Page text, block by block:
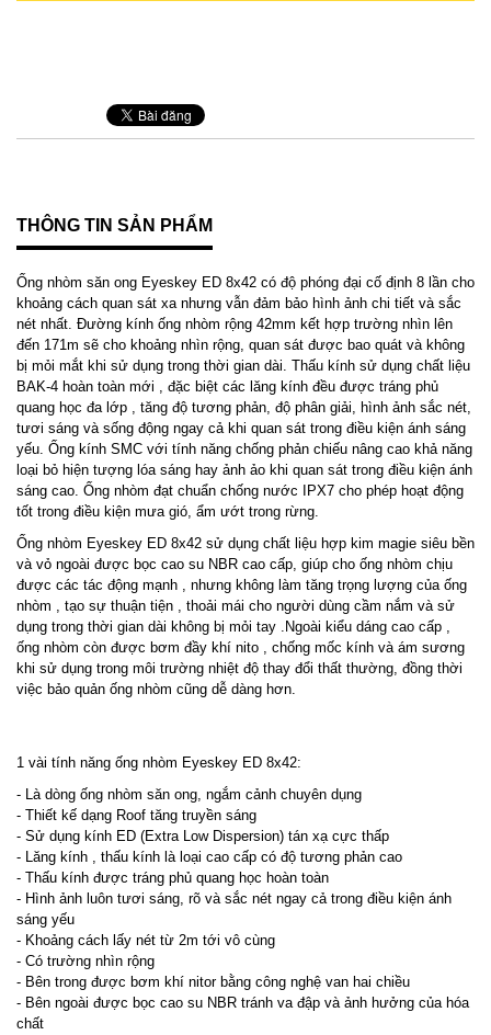
THÔNG TIN SẢN PHẨM
Ống nhòm săn ong Eyeskey ED 8x42 có độ phóng đại cố định 8 lần cho
khoảng cách quan sát xa nhưng vẫn đảm bảo hình ảnh chi tiết và sắc
nét nhất. Đường kính ống nhòm rộng 42mm kết hợp trường nhìn lên
đến 171m sẽ cho khoảng nhìn rộng, quan sát được bao quát và không
bị mỏi mắt khi sử dụng trong thời gian dài. Thấu kính sử dụng chất liệu
BAK-4 hoàn toàn mới , đặc biệt các lăng kính đều được tráng phủ
quang học đa lớp , tăng độ tương phản, độ phân giải, hình ảnh sắc nét,
tươi sáng và sống động ngay cả khi quan sát trong điều kiện ánh sáng
yếu. Ống kính SMC với tính năng chống phản chiếu nâng cao khả năng
loại bỏ hiện tượng lóa sáng hay ảnh ảo khi quan sát trong điều kiện ánh
sáng cao. Ống nhòm đạt chuẩn chống nước IPX7 cho phép hoạt động
tốt trong điều kiện mưa gió, ẩm ướt trong rừng.
Ống nhòm Eyeskey ED 8x42 sử dụng chất liệu hợp kim magie siêu bền
và vỏ ngoài được bọc cao su NBR cao cấp, giúp cho ống nhòm chịu
được các tác động mạnh , nhưng không làm tăng trọng lượng của ống
nhòm , tạo sự thuận tiện , thoải mái cho người dùng cầm nắm và sử
dụng trong thời gian dài không bị mỏi tay .Ngoài kiểu dáng cao cấp ,
ống nhòm còn được bơm đầy khí nito , chống mốc kính và ám sương
khi sử dụng trong môi trường nhiệt độ thay đổi thất thường, đồng thời
việc bảo quản ống nhòm cũng dễ dàng hơn.
1 vài tính năng ống nhòm Eyeskey ED 8x42:
- Là dòng ống nhòm săn ong, ngắm cảnh chuyên dụng
- Thiết kế dạng Roof tăng truyền sáng
- Sử dụng kính ED (Extra Low Dispersion) tán xạ cực thấp
- Lăng kính , thấu kính là loại cao cấp có độ tương phản cao
- Thấu kính được tráng phủ quang học hoàn toàn
- Hình ảnh luôn tươi sáng, rõ và sắc nét ngay cả trong điều kiện ánh
sáng yếu
- Khoảng cách lấy nét từ 2m tới vô cùng
- Có trường nhìn rộng
- Bên trong được bơm khí nitor bằng công nghệ van hai chiều
- Bên ngoài được bọc cao su NBR tránh va đập và ảnh hưởng của hóa
chất